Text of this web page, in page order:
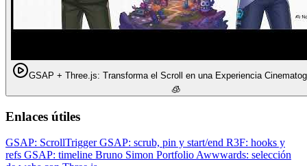
GSAP + Three.js: Transforma el Scroll en una Experiencia
🧊
Enlaces útiles
GSAP: ScrollTriggerGSAP: scrub, pin y start/end R3F: hooks y
refs GSAP: timeline Bruno Simon PortfolioAwwwards: selección